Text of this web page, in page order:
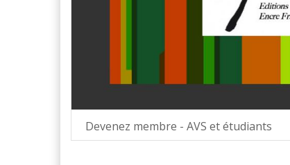
Devenez membre - AVS et étudiants